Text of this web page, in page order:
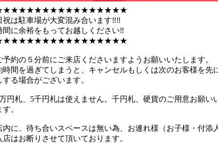
祝は駐車場が大変混み合います‼‼
間に余裕をもってお越しください‼
約の５分前にご来店くださいますようお願いいたします。
時間を過ぎてしまうと、キャンセルもしくは次のお客様を先
する場合がございます。
円札、5千円札は使えません。千円札、硬貨のご用意お願い
。
に、待ち合いスペースは無い為、お連れ様（お子様・付添
店はお断りさせて頂いております。